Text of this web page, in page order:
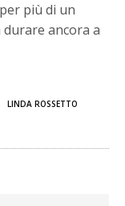
più di un
durare ancora a
LINDA ROSSETTO